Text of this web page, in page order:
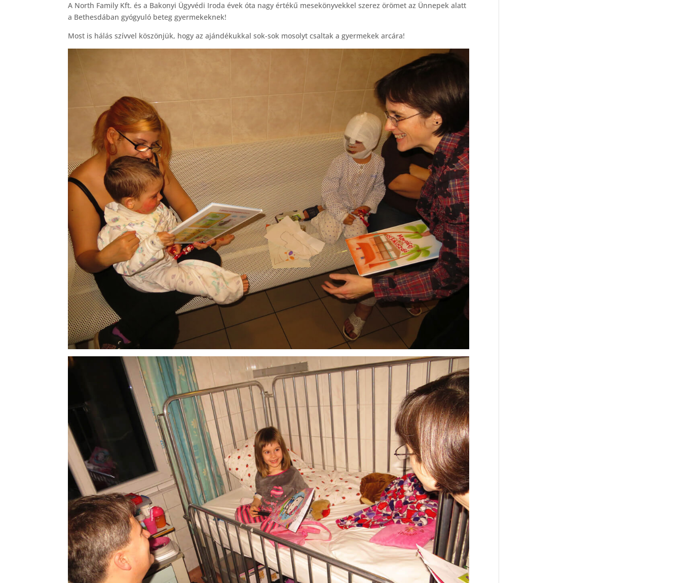
A North Family Kft. és a Bakonyi Ügyvédi Iroda évek óta nagy értékű mesekönyvekkel szerez örömet az Ünnepek alatt
a Bethesdában gyógyuló beteg gyermekeknek!
Most is hálás szívvel köszönjük, hogy az ajándékukkal sok-sok mosolyt csaltak a gyermekek arcára!